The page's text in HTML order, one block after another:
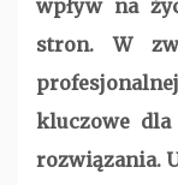
wpływ na
stron. W
kluczowe dla
rozwiązania.